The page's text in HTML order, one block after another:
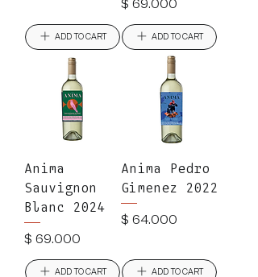
ADD TO CART
$ 69.000
ADD TO CART
Anima
Sauvignon
Blanc 2024
Precio
$ 69.000
ADD TO CART
Anima Pedro
Gimenez 2022
Precio
$ 64.000
ADD TO CART